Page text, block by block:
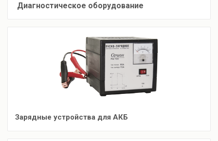
Диагностическое оборудование
Зарядные устройства для АКБ